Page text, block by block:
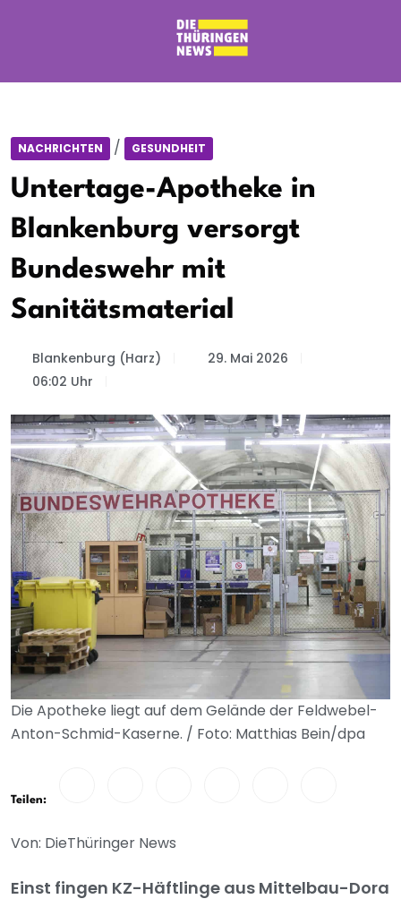
NACHRICHTEN / GESUNDHEIT
Untertage-Apotheke in
Blankenburg versorgt
Bundeswehr mit
Sanitätsmaterial
Blankenburg (Harz)
29. Mai 2026
06:02 Uhr
Die Apotheke liegt auf dem Gelände der Feldwebel-
Anton-Schmid-Kaserne. / Foto: Matthias Bein/dpa
Teilen:
Von: DieThüringer News
Einst fingen KZ-Häftlinge aus Mittelbau-Dora